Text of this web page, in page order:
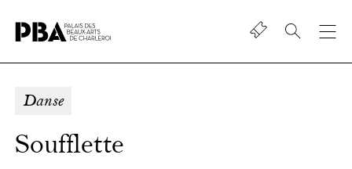
beaux-
de
Charleroi
Shop
Danse
Soufflette